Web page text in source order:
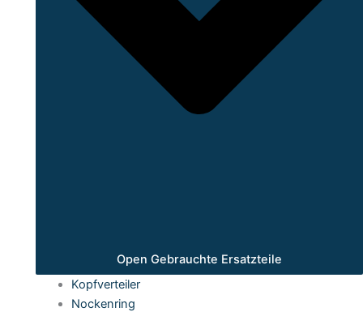
Open Gebrauchte Ersatzteile
Kopfverteiler
Nockenring